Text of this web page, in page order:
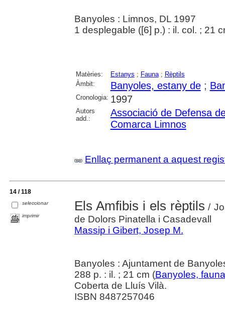
Banyoles : Limnos, DL 1997
1 desplegable ([6] p.) : il. col. ; 21
Matèries: Estanys ; Fauna; Rèptils
Àmbit:
Banyoles, estany de;
Cronologia: 1997
Autors
add.:
Associació de Defensa
Comarca Limnos
Enllaç permanent a aquest
14 / 118
seleccionar
imprimir
Els Amfibis i els rèptils /
de Dolors Pinatella i Casadevall
Massip i Gibert, Josep M.
Banyoles : Ajuntament de
288 p. : il. ; 21 cm (Banyoles,
Coberta de Lluís Vilà.
ISBN 8487257046